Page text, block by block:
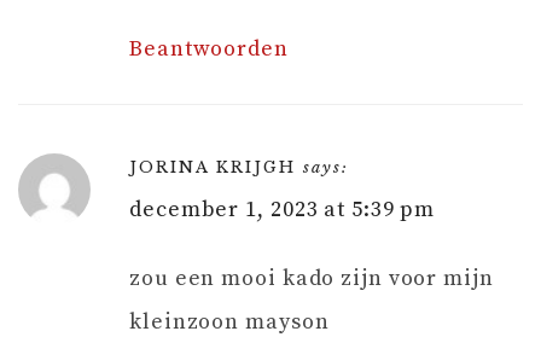
Beantwoorden
JORINA KRIJGH says:
december 1, 2023 at 5:39 pm
zou een mooi kado zijn voor mijn
kleinzoon mayson